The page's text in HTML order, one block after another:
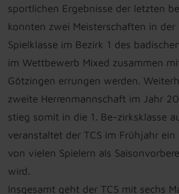
sportlichen Ergebnisse der letzten
konnten zwei Meisterschaften in der
Spielklasse im Bezirk 1 des
im Wettbewerb Mixed zusammen
Götzingen errungen werden.
zweite Herrenmannschaft im Jahr
stieg somit in die 1. Be-zirksklasse
veranstaltet der TCS im Frühjahr ein
von vielen Spielern als
wird.
Insgesamt geht der TCS mit sechs